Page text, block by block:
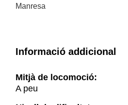
Manresa
Informació addicional
Mitjà de locomoció:
A peu